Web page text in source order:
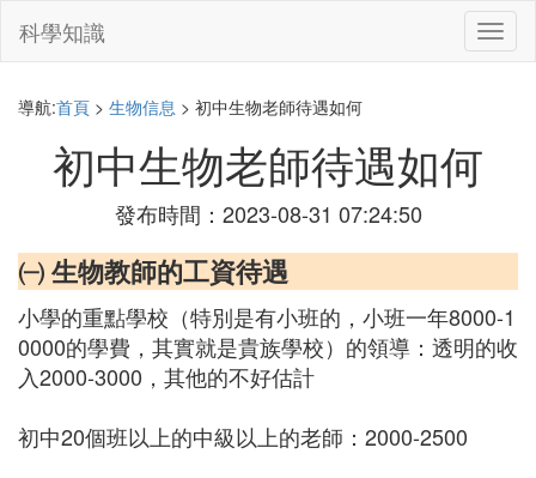
切
換
科學知識
導航:首頁 > 生物信息 > 初中生物老師待遇如何
初中生物老師待遇如何
發布時間：2023-08-31 07:24:50
㈠ 生物教師的工資待遇
小學的重點學校（特別是有小班的，小班一年8000-1
0000的學費，其實就是貴族學校）的領導：透明的收
入2000-3000，其他的不好估計
初中20個班以上的中級以上的老師：2000-2500